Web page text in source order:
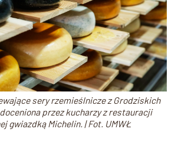
sery rzemieślnicze z Grodziskich
przez kucharzy z restauracji
gwiazdką Michelin. | Fot. UMWŁ